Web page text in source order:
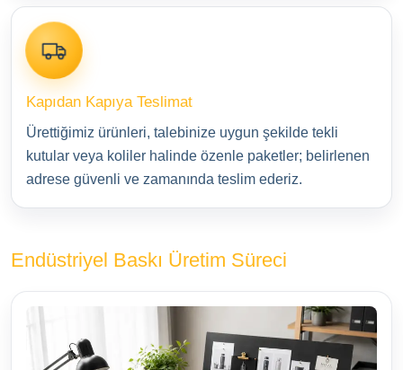
Kapıdan Kapıya Teslimat
Ürettiğimiz ürünleri, talebinize uygun şekilde tekli
kutular veya koliler halinde özenle paketler; belirlenen
adrese güvenli ve zamanında teslim ederiz.
Endüstriyel Baskı Üretim Süreci